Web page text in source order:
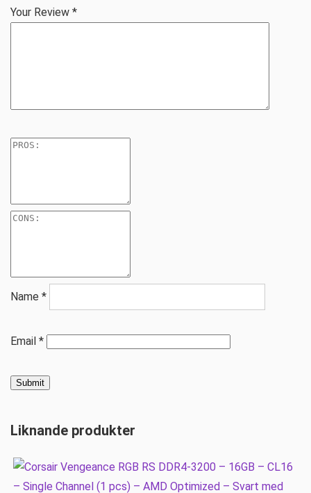
Your Review *
Name *
Email *
Liknande produkter